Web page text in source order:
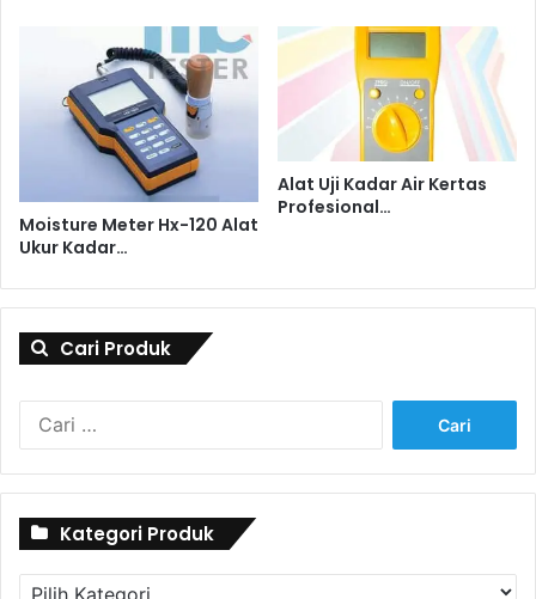
Moisture Meter Hx-120 Alat
Ukur Kadar…
Alat Uji Kadar Air Kertas
Profesional…
Cari Produk
Kategori Produk
Kategori